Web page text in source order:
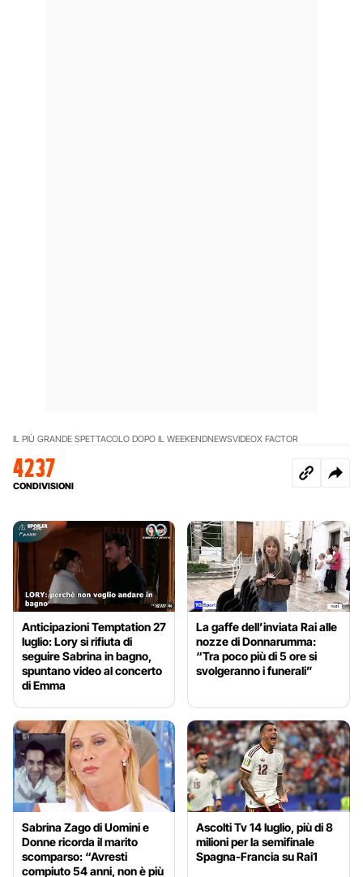
IL PIÙ GRANDE SPETTACOLO DOPO IL WEEKENDNEWSVIDEOX FACTOR
4237
CONDIVISIONI
Anticipazioni Temptation 27
luglio: Lory si rifiuta di
seguire Sabrina in bagno,
spuntano video al concerto
di Emma
La gaffe dell’inviata Rai alle
nozze di Donnarumma:
“Tra poco più di 5 ore si
svolgeranno i funerali”
Sabrina Zago di Uomini e
Donne ricorda il marito
scomparso: “Avresti
compiuto 54 anni, non è più
Ascolti Tv 14 luglio, più di 8
milioni per la semifinale
Spagna-Francia su Rai1